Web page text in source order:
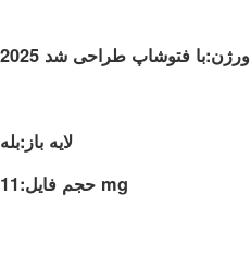
ورژن:با فتوشاپ طراحی شد 2025
لایه باز:بله
حجم فایل:11 mg